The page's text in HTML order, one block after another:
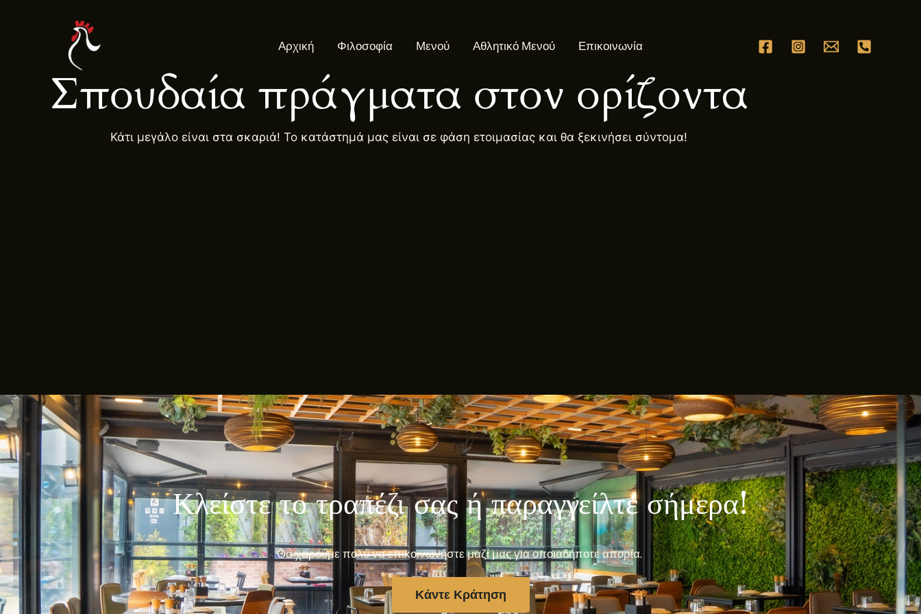
Αρχική Φιλοσοφία Μενού Αθλητικό Μενού Επικοινωνία
Σπουδαία πράγματα στον ορίζοντα
Κάτι μεγάλο είναι στα σκαριά! Το κατάστημά μας είναι σε φάση ετοιμασίας και θα ξεκινήσει σύντομα!
Κλείστε το τραπέζι σας ή παραγγείλτε σήμερα!
Θα χαρούμε πολύ να επικοινωνήστε μαζί μας για οποιαδήποτε απορία.
Κάντε Κράτηση